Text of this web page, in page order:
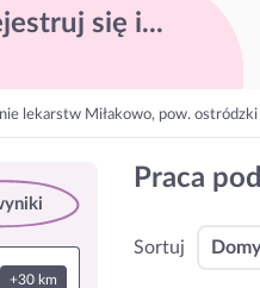
się i...
lekarstw Miłakowo, pow. ostródzki
+30 km
Praca
Sortuj